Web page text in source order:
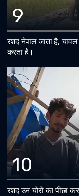
9
रशद नेपाल जाता है,
करता है।
10
रशद उन चोरों का पीछा